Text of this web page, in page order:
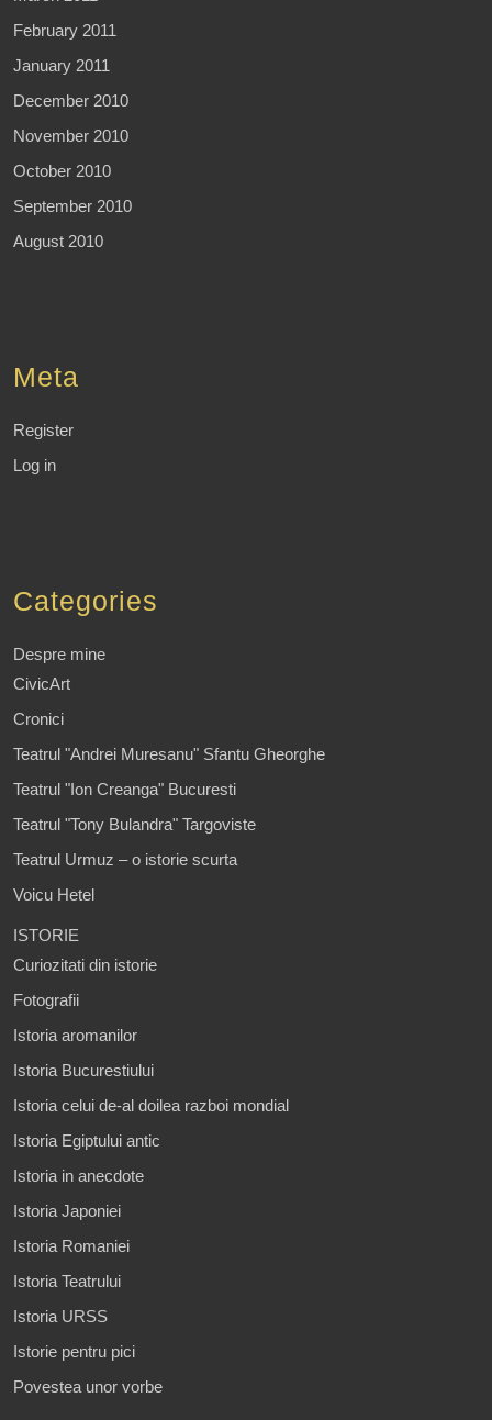
February 2011
January 2011
December 2010
November 2010
October 2010
September 2010
August 2010
Meta
Register
Log in
Categories
Despre mine
CivicArt
Cronici
Teatrul "Andrei Muresanu" Sfantu Gheorghe
Teatrul "Ion Creanga" Bucuresti
Teatrul "Tony Bulandra" Targoviste
Teatrul Urmuz – o istorie scurta
Voicu Hetel
ISTORIE
Curiozitati din istorie
Fotografii
Istoria aromanilor
Istoria Bucurestiului
Istoria celui de-al doilea razboi mondial
Istoria Egiptului antic
Istoria in anecdote
Istoria Japoniei
Istoria Romaniei
Istoria Teatrului
Istoria URSS
Istorie pentru pici
Povestea unor vorbe